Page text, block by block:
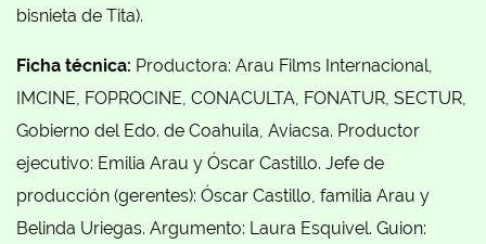
bisnieta de Tita).
Ficha técnica: Productora: Arau Films Internacional,
IMCINE, FOPROCINE, CONACULTA, FONATUR, SECTUR,
Gobierno del Edo. de Coahuila, Aviacsa. Productor
ejecutivo: Emilia Arau y Óscar Castillo. Jefe de
producción (gerentes): Óscar Castillo, familia Arau y
Belinda Uriegas. Argumento: Laura Esquivel. Guion: